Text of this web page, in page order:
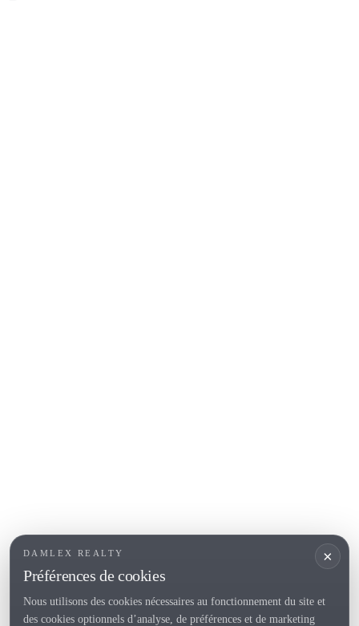
×
DAMLEX REALTY
Préférences de cookies
Nous utilisons des cookies nécessaires au fonctionnement du site et
des cookies optionnels d’analyse, de préférences et de marketing
Maison de campagne/li>
Investissements